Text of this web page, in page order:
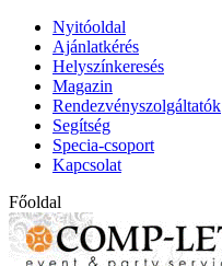
Nyitóoldal
Ajánlatkérés
Helyszínkeresés
Magazin
Rendezvényszolgáltatók
Segítség
Specia-csoport
Kapcsolat
Főoldal